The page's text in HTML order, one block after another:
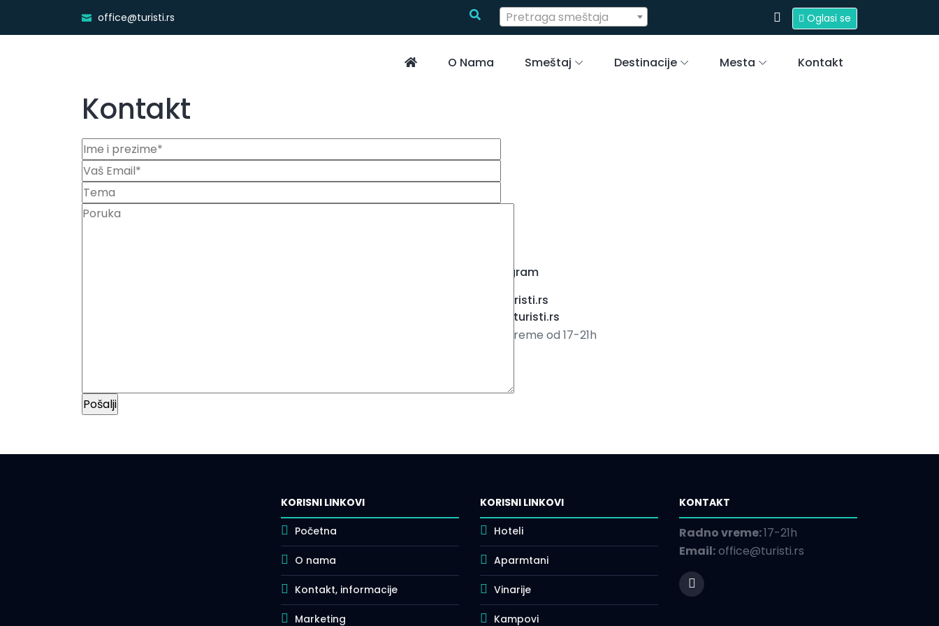
office@turisti.rs Pretraga smeštaja Oglasi se
O Nama Smeštaj Destinacije Mesta Kontakt
Kontakt
Instagram
info@turisti.rs
office@turisti.rs
Radno vreme od 17-21h
KORISNI LINKOVI
Početna
O nama
Kontakt, informacije
Marketing
KORISNI LINKOVI
Hoteli
Aparmtani
Vinarije
Kampovi
KONTAKT
Radno vreme:17-21h
Email:office@turisti.rs